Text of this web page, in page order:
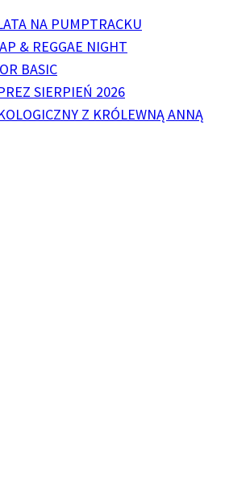
NA PUMPTRACKU
& REGGAE NIGHT
BASIC
SIERPIEŃ 2026
Z KRÓLEWNĄ ANNĄ